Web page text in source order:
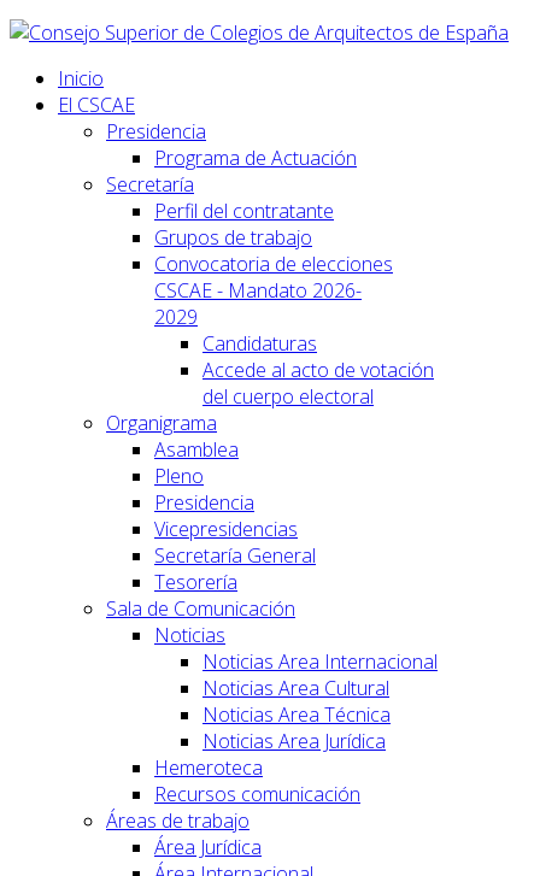
Inicio
El CSCAE
Presidencia
Programa de Actuación
Secretaría
Perfil del contratante
Grupos de trabajo
Convocatoria de elecciones
CSCAE - Mandato 2026-
2029
Candidaturas
Accede al acto de votación
del cuerpo electoral
Organigrama
Asamblea
Pleno
Presidencia
Vicepresidencias
Secretaría General
Tesorería
Sala de Comunicación
Noticias
Noticias Area Internacional
Noticias Area Cultural
Noticias Area Técnica
Noticias Area Jurídica
Hemeroteca
Recursos comunicación
Áreas de trabajo
Área Jurídica